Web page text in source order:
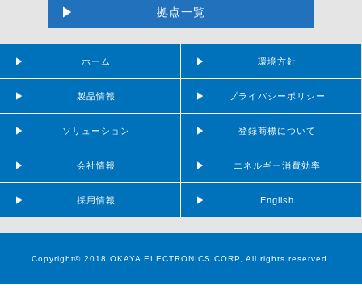
拠点一覧
ホーム
製品情報
ソリューション
会社情報
採用情報
環境方針
プライバシーポリシー
登録商標について
エネルギー消費効率
English
Copyright© 2018 OKAYA ELECTRONICS CORP, All rights reserved.